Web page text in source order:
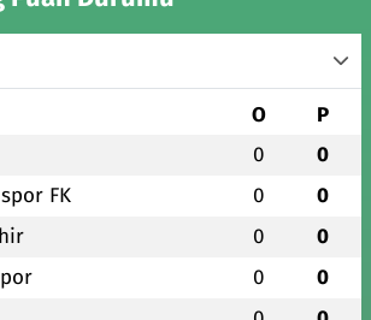
O P
0 0
FK 0 0
0 0
0 0